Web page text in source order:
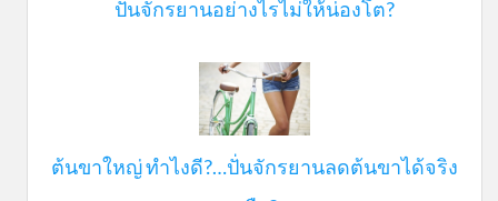
ปั่นจักรยานอย่างไรไม่ให้น่องโต?
ต้นขาใหญ่ ทำไงดี?…ปั่นจักรยานลดต้นขาได้จริง